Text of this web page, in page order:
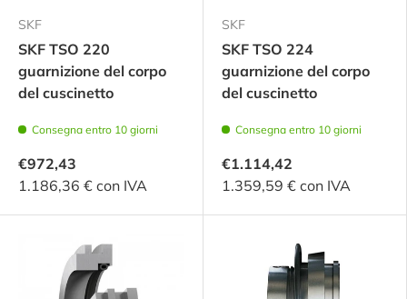
SKF
SKF TSO 220
guarnizione del corpo
del cuscinetto
Consegna entro 10 giorni
€972,43
1.186,36 € con IVA
SKF
SKF TSO 224
guarnizione del corpo
del cuscinetto
Consegna entro 10 giorni
€1.114,42
1.359,59 € con IVA